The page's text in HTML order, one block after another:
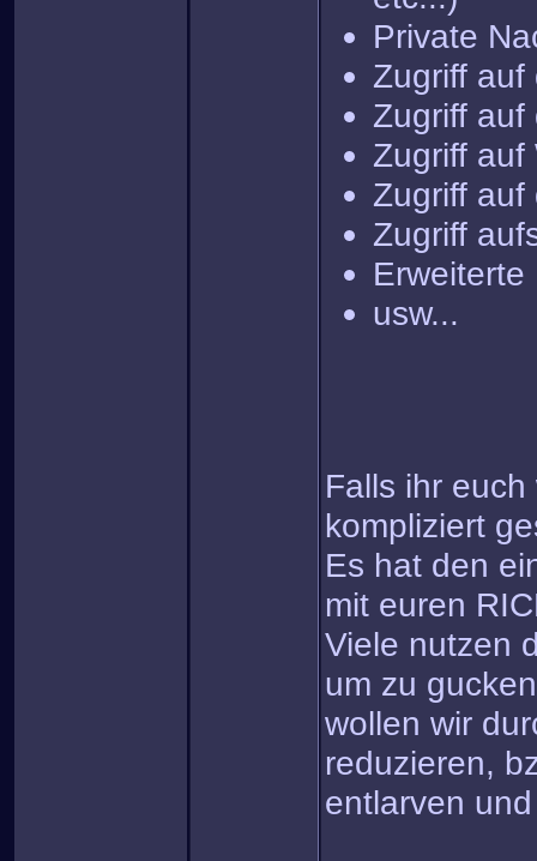
Private
Zugriff
Zugriff auf
Zugriff auf
Zugriff
Zugriff
usw...
Falls ihr
kompliziert
Es hat den
mit euren
Viele nutzen
um zu
wollen wir
reduzieren,
entlarven